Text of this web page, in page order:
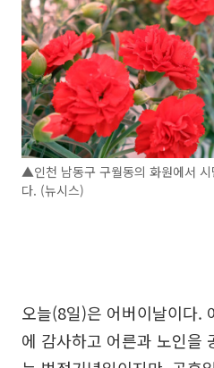
▲인천 남동구 구월동의 화원에서
다. (뉴시스)
오늘(8일)은 어버이날이다.
에 감사하고 어른과 노인을